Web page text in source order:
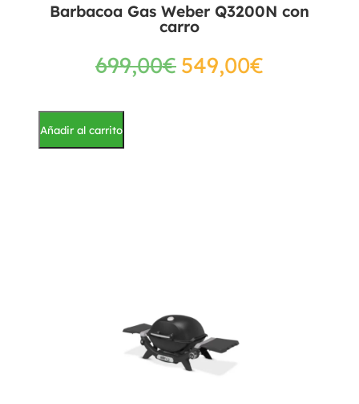
Barbacoa Gas Weber Q3200N con
carro
699,00€ 549,00€
Añadir al carrito